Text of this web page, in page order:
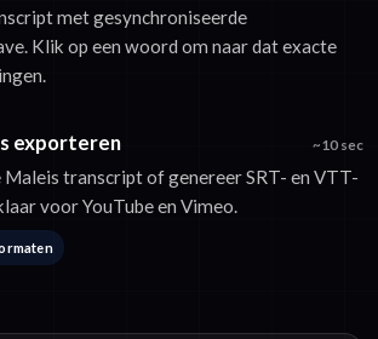
met gesynchroniseerde
Klik op een woord om naar dat exacte
exporteren ~10 sec
transcript of genereer SRT- en VTT-
voor YouTube en Vimeo.